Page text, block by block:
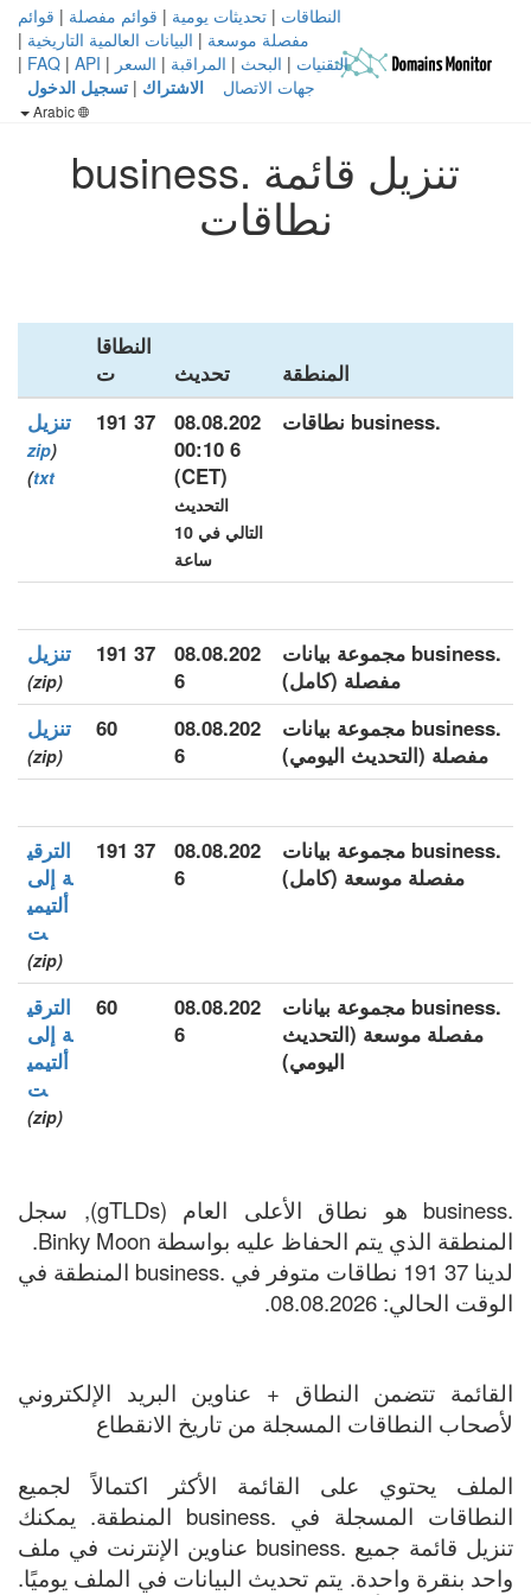
النطاقات | تحديثات يومية | قوائم مفصلة | قوائم
مفصلة موسعة | البيانات العالمية التاريخية |
التقنيات | البحث | المراقبة | السعر |
FAQ | API
|
جهات الاتصال
الاشتراك | تسجيل الدخول
تنزيل قائمة .business
نطاقات
المنطقة تحديث
النطاقا
ت
.business نطاقات
08.08.202
6 00:10
(CET)
التحديث
التالي في 10
ساعة
37 191 تنزيل
(
zip
txt
)
.business مجموعة بيانات
مفصلة (كامل)
08.08.202
6
37 191 تنزيل
(zip)
.business مجموعة بيانات
مفصلة (التحديث اليومي)
08.08.202
6
60 تنزيل
(zip)
.business مجموعة بيانات
مفصلة موسعة (كامل)
08.08.202
6
37 191
الترقي
ة إلى
ألتيمي
ت
(zip)
.business مجموعة بيانات
مفصلة موسعة (التحديث
اليومي)
08.08.202
6
60
الترقي
ة إلى
ألتيمي
ت
(zip)
.business هو نطاق الأعلى العام (gTLDs), سجل
المنطقة الذي يتم الحفاظ عليه بواسطة Binky Moon.
لدينا 37 191 نطاقات متوفر في .business المنطقة في
الوقت الحالي: 08.08.2026.
القائمة تتضمن النطاق + عناوين البريد الإلكتروني
لأصحاب النطاقات المسجلة من تاريخ الانقطاع
الملف يحتوي على القائمة الأكثر اكتمالاً لجميع
النطاقات المسجلة في .business المنطقة. يمكنك
تنزيل قائمة جميع .business عناوين الإنترنت في ملف
واحد بنقرة واحدة. يتم تحديث البيانات في الملف يوميًا.